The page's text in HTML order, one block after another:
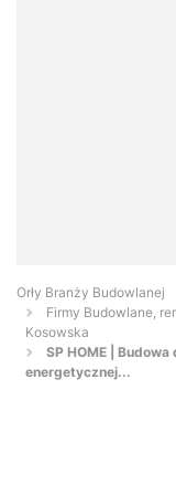
Orły Branży Budowlanej
Firmy Budowlane,
Kosowska
SP HOME |
energetycznej...